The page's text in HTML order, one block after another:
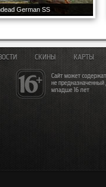
German SS
Сайт может
не
младше 16 лет
СКИНЫ КАРТЫ